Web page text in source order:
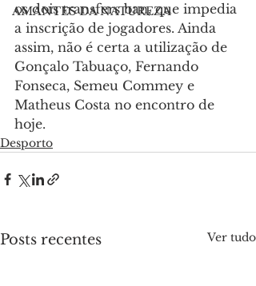
AMANTES DA NATUREZA
os dois transfers ban, que impedia
a inscrição de jogadores. Ainda
assim, não é certa a utilização de
Gonçalo Tabuaço, Fernando
Fonseca, Semeu Commey e
Matheus Costa no encontro de
hoje.
Desporto
Posts recentes Ver tudo